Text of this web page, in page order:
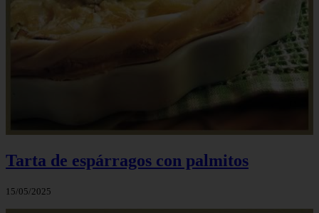
Tarta de espárragos con palmitos
15/05/2025